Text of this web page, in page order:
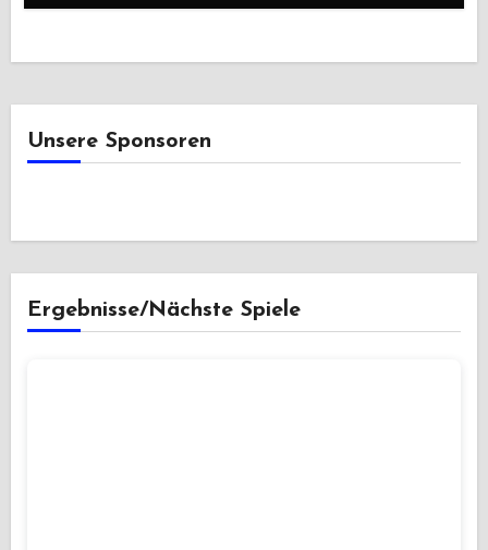
Unsere Sponsoren
Ergebnisse/Nächste Spiele